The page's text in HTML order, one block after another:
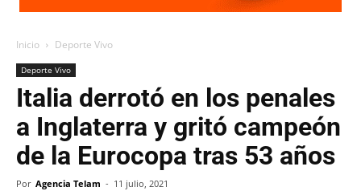
Inicio Deporte Vivo
Deporte Vivo
Italia derrotó en los penales
a Inglaterra y gritó campeón
de la Eurocopa tras 53 años
Por Agencia Telam - 11 julio, 2021